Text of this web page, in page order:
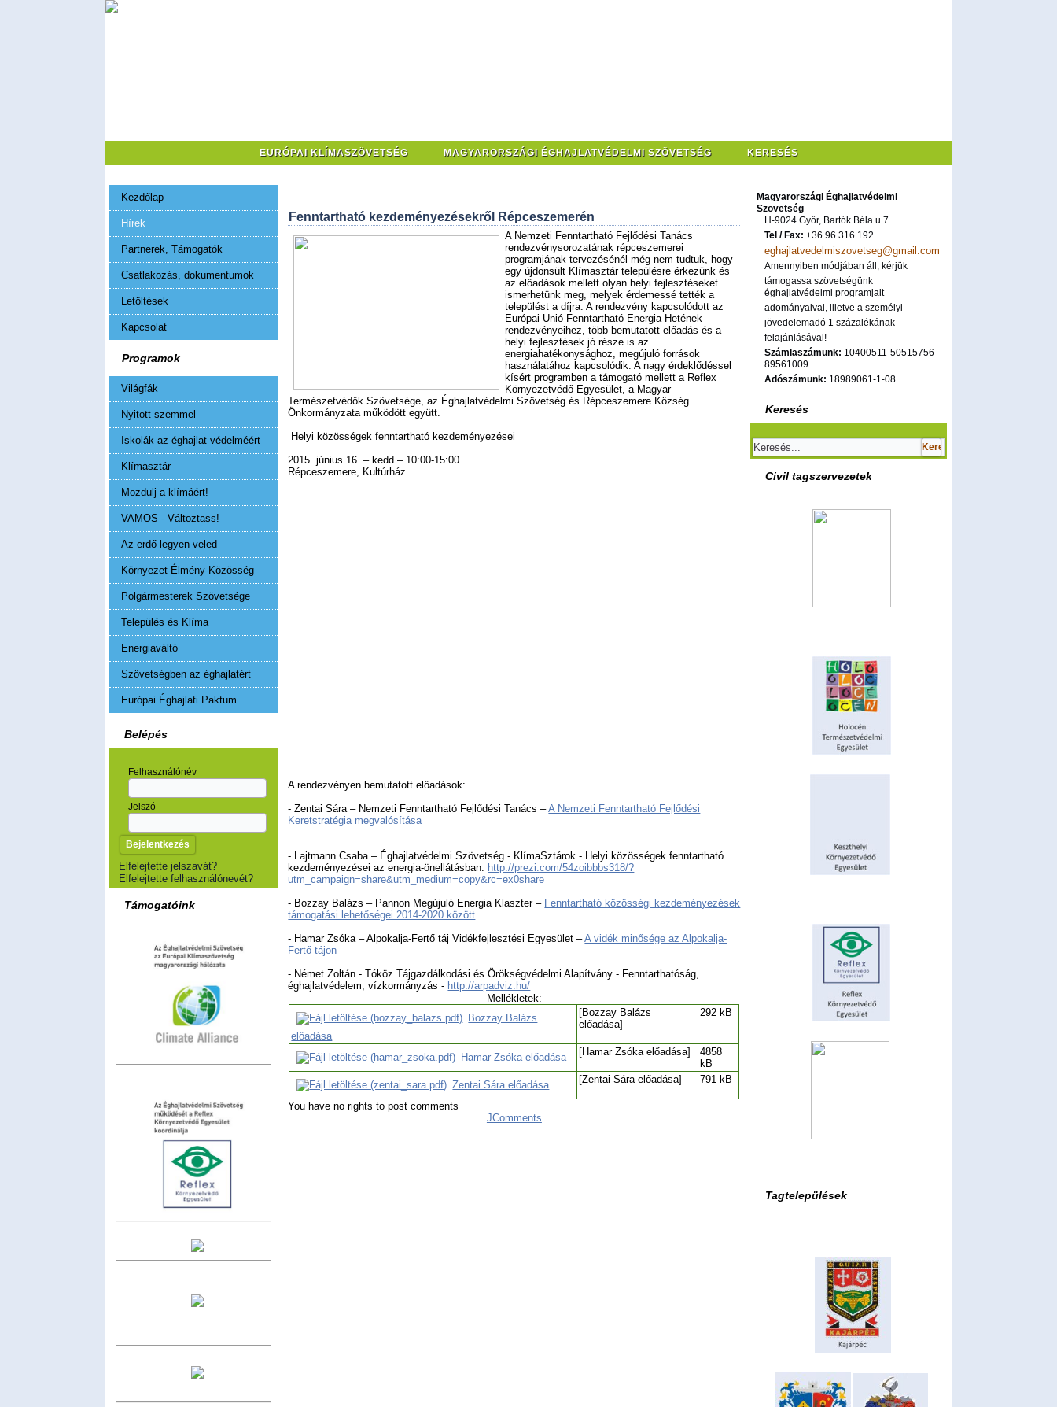
EURÓPAI KLÍMASZÖVETSÉG MAGYARORSZÁGI ÉGHAJLATVÉDELMI SZÖVETSÉG KERESÉS
Kezdőlap
Hírek
Partnerek, Támogatók
Csatlakozás, dokumentumok
Letöltések
Kapcsolat
Programok
Világfák
Nyitott szemmel
Iskolák az éghajlat védelméért
Klímasztár
Mozdulj a klímáért!
VAMOS - Változtass!
Az erdő legyen veled
Környezet-Élmény-Közösség
Polgármesterek Szövetsége
Település és Klíma
Energiaváltó
Szövetségben az éghajlatért
Európai Éghajlati Paktum
Belépés
Felhasználónév
Jelszó
Elfelejtette jelszavát?
Elfelejtette felhasználónevét?
Támogatóink
Fenntartható kezdeményezésekről Répceszemerén
A Nemzeti Fenntartható Fejlődési Tanács
rendezvénysorozatának répceszemerei
programjának tervezésénél még nem tudtuk, hogy
egy újdonsült Klímasztár településre érkezünk és
az előadások mellett olyan helyi fejlesztéseket
ismerhetünk meg, melyek érdemessé tették a
települést a díjra. A rendezvény kapcsolódott az
Európai Unió Fenntartható Energia Hetének
rendezvényeihez, több bemutatott előadás és a
helyi fejlesztések jó része is az
energiahatékonysághoz, megújuló források
használatához kapcsolódik. A nagy érdeklődéssel
kísért programben a támogató mellett a Reflex
Környezetvédő Egyesület, a Magyar
Természetvédők Szövetsége, az Éghajlatvédelmi Szövetség és Répceszemere Község
Önkormányzata működött együtt.
Helyi közösségek fenntartható kezdeményezései
2015. június 16. – kedd – 10:00-15:00
Répceszemere, Kultúrház
A rendezvényen bemutatott előadások:
- Zentai Sára – Nemzeti Fenntartható Fejlődési Tanács –A Nemzeti Fenntartható Fejlődési
Keretstratégia megvalósítása
- Lajtmann Csaba – Éghajlatvédelmi Szövetség - KlímaSztárok - Helyi közösségek fenntartható
kezdeményezései az energia-önellátásban: http://prezi.com/54zoibbbs318/?
utm_campaign=share&utm_medium=copy&rc=ex0share
- Bozzay Balázs – Pannon Megújuló Energia Klaszter – Fenntartható közösségi kezdeményezések
támogatási lehetőségei 2014-2020 között
- Hamar Zsóka – Alpokalja-Fertő táj Vidékfejlesztési Egyesület –A vidék minősége az Alpokalja-
Fertő tájon
- Német Zoltán - Tóköz Tájgazdálkodási és Örökségvédelmi Alapítvány - Fenntarthatóság,
éghajlatvédelem, vízkormányzás - http://arpadviz.hu/
Mellékletek:
Bozzay Balázs
előadása
[Bozzay Balázs
előadása]
292 kB
Hamar Zsóka előadása [Hamar Zsóka előadása]
4858
kB
Zentai Sára előadása
[Zentai Sára előadása] 791 kB
You have no rights to post comments
JComments
Magyarországi Éghajlatvédelmi
Szövetség
H-9024 Győr, Bartók Béla u.7.
Tel / Fax: +36 96 316 192
eghajlatvedelmiszovetseg@gmail.com
Amennyiben módjában áll, kérjük
támogassa szövetségünk
éghajlatvédelmi programjait
adományaival, illetve a személyi
jövedelemadó 1 százalékának
felajánlásával!
Számlaszámunk: 10400511-50515756-
89561009
Adószámunk: 18989061-1-08
Keresés
Civil tagszervezetek
Tagtelepülések